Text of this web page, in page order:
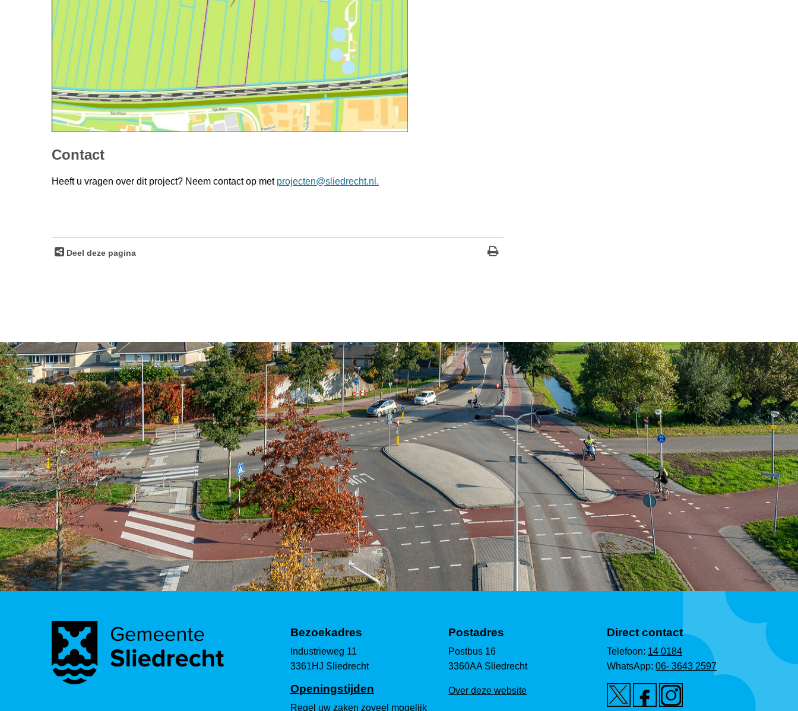
Contact
Heeft u vragen over dit project? Neem contact op met projecten@sliedrecht.nl.
Deel deze pagina
Bezoekadres
Industrieweg 11
3361HJ Sliedrecht
Openingstijden
Regel uw zaken zoveel mogelijk
Postadres
Postbus 16
3360AA Sliedrecht
Over deze website
Direct contact
Telefoon: 14 0184
WhatsApp:06- 3643 2597